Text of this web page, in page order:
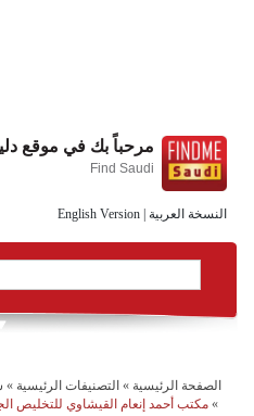
النسخة العربية English Version
مرحباً بك في موقع
Find Saudi
الصفحة الرئيسية » التصنيفات الرئيسية »
» مكتب أحمد إنعام القيشاوي للتخليص